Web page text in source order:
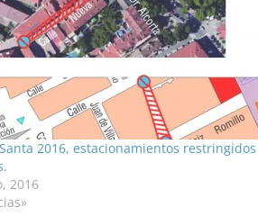
2016, estacionamientos restringidos
2016